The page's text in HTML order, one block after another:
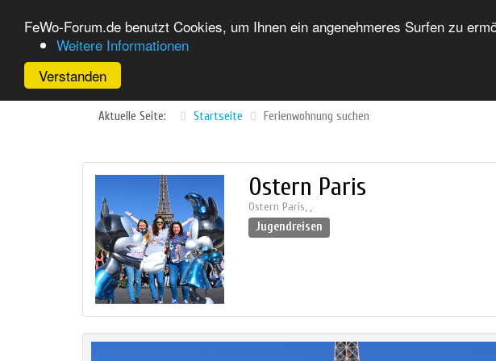
FeWo-Forum.de benutzt Cookies, um Ihnen ein angenehmeres Surfen zu
Weitere Informationen
Verstanden
HOME
Aktuelle Seite: Startseite Ferienwohnung suchen
Ostern Paris
Ostern Paris, ,
Jugendreisen